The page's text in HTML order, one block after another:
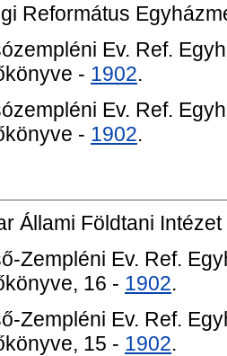
Református
Ev. Ref.
- 1902.
Ev. Ref.
- 1902.
Állami Földtani
Zempléni Ev. Ref.
16 - 1902.
Zempléni Ev. Ref.
15 - 1902.